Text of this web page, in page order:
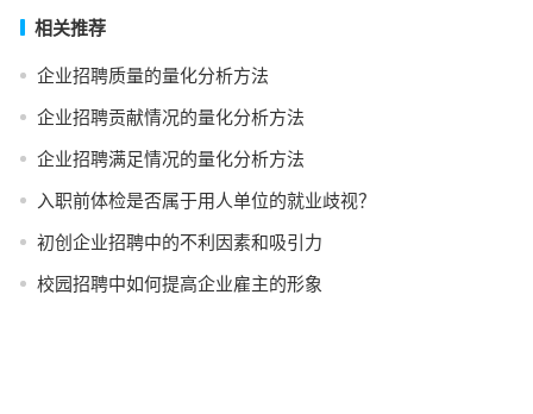
相关推荐
企业招聘质量的量化分析方法
企业招聘贡献情况的量化分析方法
企业招聘满足情况的量化分析方法
入职前体检是否属于用人单位的就业歧视？
初创企业招聘中的不利因素和吸引力
校园招聘中如何提高企业雇主的形象